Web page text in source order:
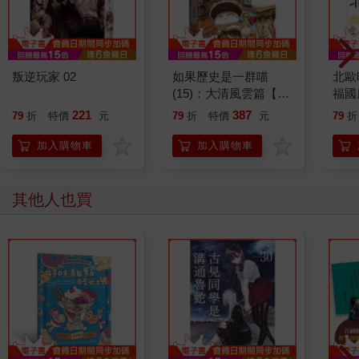
叛逆玩家 02
79 折 特價 221 元
加入購物車
如果歷史是一群喵
(15)：大清風雲篇【萌
貓漫畫學歷史】
79 折 特價 387 元
加入購物車
北
福
79 折
其他人也買